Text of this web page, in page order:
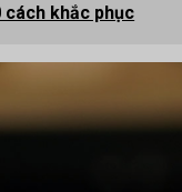
cách khắc phục